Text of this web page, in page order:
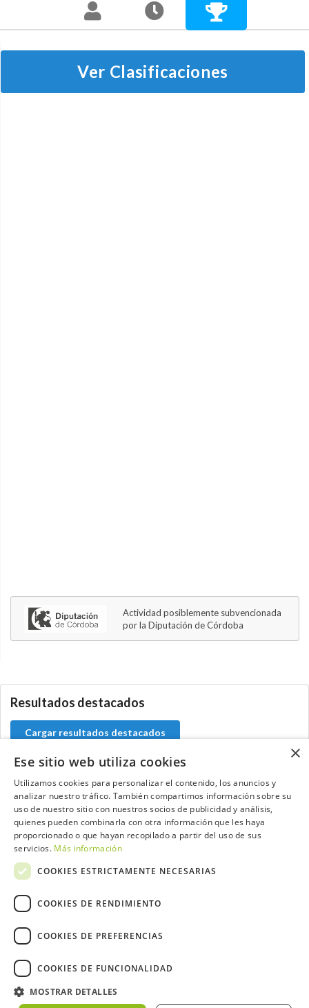
Ver Clasificaciones
Actividad posiblemente subvencionada
por la Diputación de Córdoba
Resultados destacados
Cargar resultados destacados
Contacta con el equipo de NextCaddy
Opina Contacta
2026 ©NextCaddy.
×
Ese sitio web utiliza cookies
Utilizamos cookies para personalizar el contenido, los anuncios y
analizar nuestro tráfico. También compartimos información sobre su
uso de nuestro sitio con nuestros socios de publicidad y análisis,
quienes pueden combinarla con otra información que les haya
proporcionado o que hayan recopilado a partir del uso de sus
servicios. Más información
COOKIES ESTRICTAMENTE NECESARIAS
COOKIES DE RENDIMIENTO
COOKIES DE PREFERENCIAS
COOKIES DE FUNCIONALIDAD
MOSTRAR DETALLES